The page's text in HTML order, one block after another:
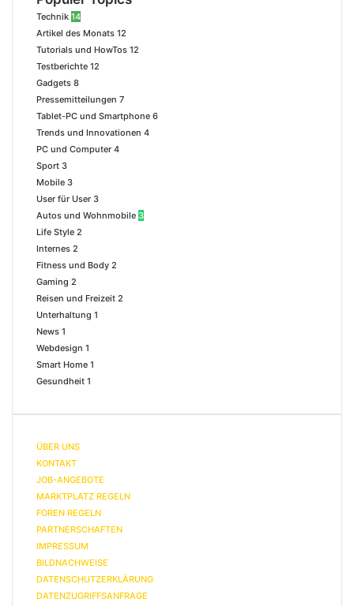
Technik 14
Artikel des Monats 12
Tutorials und HowTos 12
Testberichte 12
Gadgets 8
Pressemitteilungen 7
Tablet-PC und Smartphone 6
Trends und Innovationen 4
PC und Computer 4
Sport 3
Mobile 3
User für User 3
Autos und Wohnmobile 3
Life Style 2
Internes 2
Fitness und Body 2
Gaming 2
Reisen und Freizeit 2
Unterhaltung 1
News 1
Webdesign 1
Smart Home 1
Gesundheit 1
ÜBER UNS
KONTAKT
JOB-ANGEBOTE
MARKTPLATZ REGELN
FOREN REGELN
PARTNERSCHAFTEN
IMPRESSUM
BILDNACHWEISE
DATENSCHUTZERKLÄRUNG
DATENZUGRIFFSANFRAGE